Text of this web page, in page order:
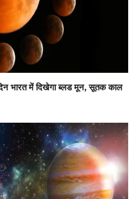
भारत में दिखेगा ब्लड मून, सूतक काल